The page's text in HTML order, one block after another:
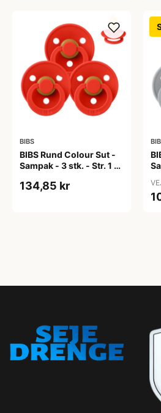
BIBS
BIBS Rund Colour Sut -
Sampak - 3 stk. - Str. 1 -
134,85 kr